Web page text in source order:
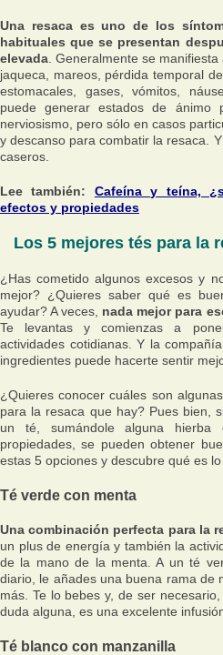
Una resaca es uno de los
habituales que se presentan
elevada . Generalmente se
jaqueca, mareos, pérdida temporal
estomacales, gases, vómitos,
puede generar estados de ánimo
nerviosismo, pero sólo en casos
y descanso para combatir la resaca.
caseros.
Lee también: Cafeína y teína,
efectos y propiedades
Los 5 mejores tés para la
¿Has cometido algunos excesos y
mejor? ¿Quieres saber qué es
ayudar? A veces, nada mejor para
Te levantas y comienzas a
actividades cotidianas. Y la
ingredientes puede hacerte sentir
¿Quieres conocer cuáles son
para la resaca que hay? Pues bien,
un té, sumándole alguna
propiedades, se pueden obtener
estas 5 opciones y descubre qué es
Té verde con menta
Una combinación perfecta para la
un plus de energía y también la
de la mano de la menta. A un té
diario, le añades una buena rama de
más. Te lo bebes y, de ser
duda alguna, es una excelente
Té blanco con manzanilla